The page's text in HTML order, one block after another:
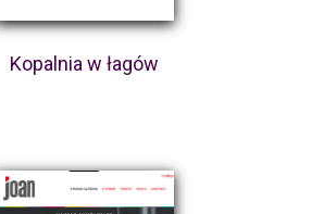
Kopalnia w łagów